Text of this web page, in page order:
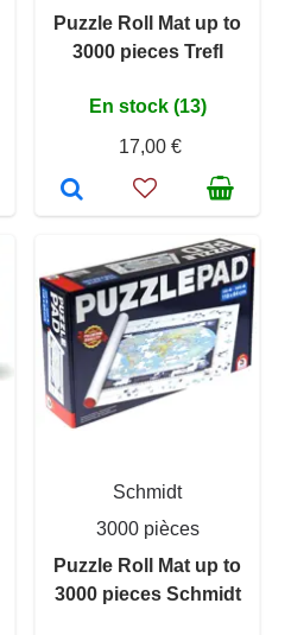
Puzzle Roll Mat up to
3000 pieces Trefl
En stock (13)
17,00 €
Schmidt
3000 pièces
Puzzle Roll Mat up to
3000 pieces Schmidt